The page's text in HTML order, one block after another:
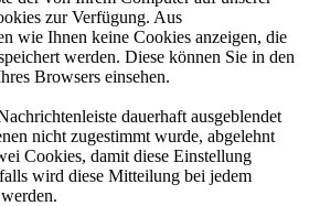
zur Verfügung. Aus
wie Ihnen keine Cookies anzeigen, die
werden. Diese können Sie in den
Browsers einsehen.
dauerhaft ausgeblendet
nicht zugestimmt wurde, abgelehnt
Cookies, damit diese Einstellung
wird diese Mitteilung bei jedem